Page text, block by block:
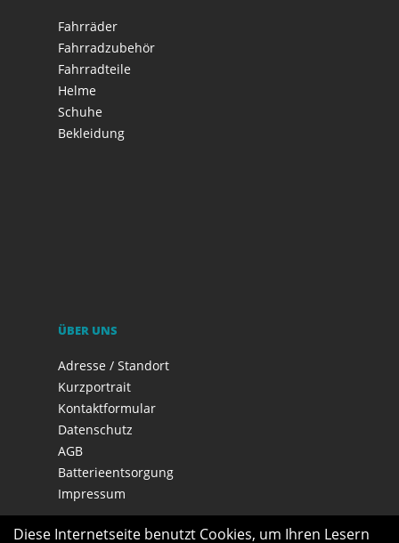
Fahrräder
Fahrradzubehör
Fahrradteile
Helme
Schuhe
Bekleidung
ÜBER UNS
Adresse / Standort
Kurzportrait
Kontaktformular
Datenschutz
AGB
Batterieentsorgung
Impressum
Diese Internetseite benutzt Cookies, um Ihren Lesern